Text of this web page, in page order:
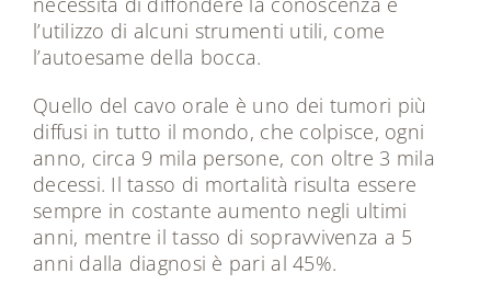
l’utilizzo di alcuni strumenti utili, come
l’autoesame della bocca.
Quello del cavo orale è uno dei tumori più
diffusi in tutto il mondo, che colpisce, ogni
anno, circa 9 mila persone, con oltre 3 mila
decessi. Il tasso di mortalità risulta essere
sempre in costante aumento negli ultimi
anni, mentre il tasso di sopravvivenza a 5
anni dalla diagnosi è pari al 45%.